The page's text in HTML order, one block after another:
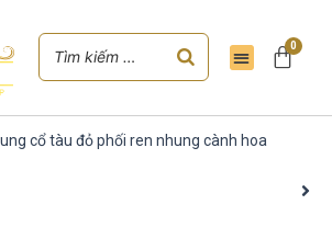
0
cổ tàu đỏ phối ren nhung cành hoa